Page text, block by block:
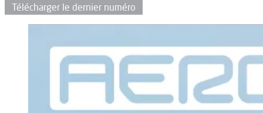
Télécharger le dernier numéro